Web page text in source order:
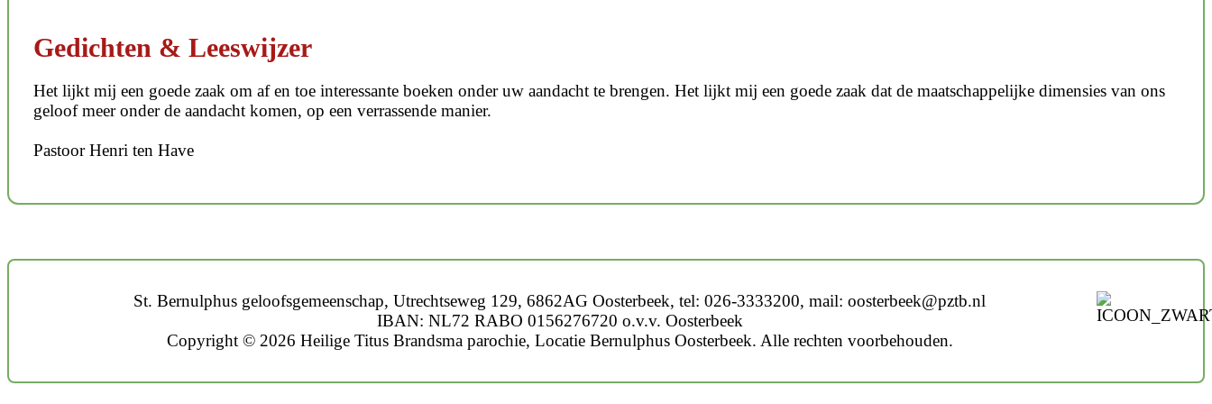
Gedichten & Leeswijzer
Het lijkt mij een goede zaak om af en toe interessante boeken onder uw aandacht te brengen. Het lijkt mij een goede zaak dat de maatschappelijke dimensies van ons
geloof meer onder de aandacht komen, op een verrassende manier.
Pastoor Henri ten Have
St. Bernulphus geloofsgemeenschap, Utrechtseweg 129, 6862AG Oosterbeek, tel: 026-3333200, mail: oosterbeek@pztb.nl
IBAN: NL72 RABO 0156276720 o.v.v. Oosterbeek
Copyright © 2026 Heilige Titus Brandsma parochie, Locatie Bernulphus Oosterbeek. Alle rechten voorbehouden.